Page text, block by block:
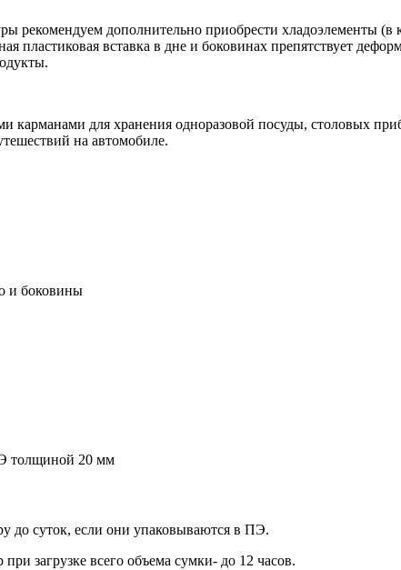
рекомендуем дополнительно приобрести хладоэлементы (в
пластиковая вставка в дне и боковинах препятствует
карманами для хранения одноразовой посуды, столовых
на автомобиле.
и боковины
толщиной 20 мм
до суток, если они упаковываются в ПЭ.
загрузке всего объема сумки- до 12 часов.